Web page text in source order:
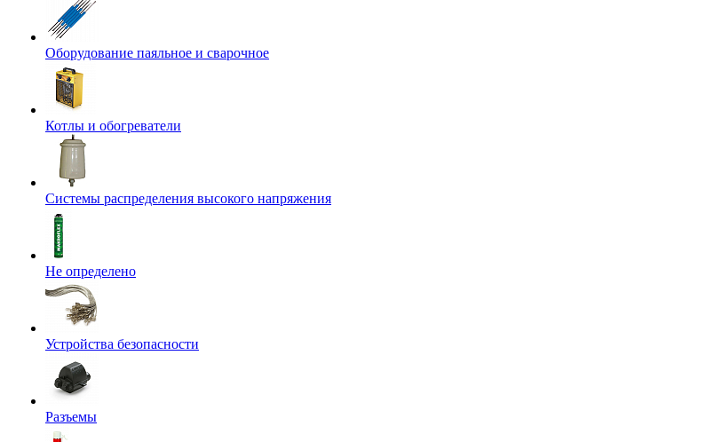
Оборудование паяльное и сварочное
Котлы и обогреватели
Системы распределения высокого напряжения
Не определено
Устройства безопасности
Разъемы